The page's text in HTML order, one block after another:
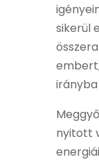
sikerül
nyitott